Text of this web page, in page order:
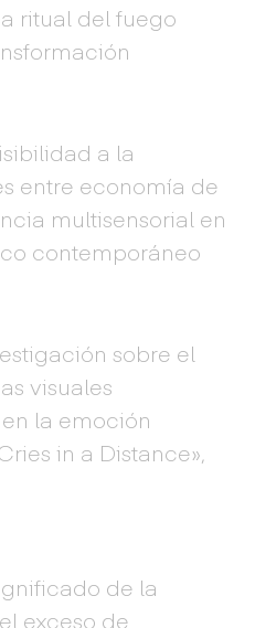
ritual del fuego
a la
entre economía de
multisensorial en
contemporáneo
sobre el
visuales
la emoción
in a Distance»,
de la
exceso de